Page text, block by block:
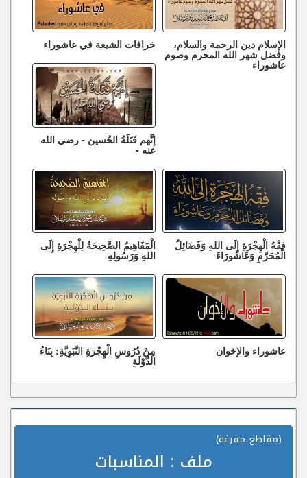
الإسلام دين الرحمة والسلام،
وفضل شهر الله المحرم وصوم
عاشوراء
خرافات الشيعة في عاشوراء
إنَّهم قَتَلَةُ الحُسين - رضي الله
عنه -
فِقْهُ الْهِجْرَةِ إِلَى اللهِ وَفَضَائِلُ
الْمُحَرَّمِ وَعَاشُورَاءَ
الْمَفَاهِيمُ الصَّحِيحَةُ لِلْهِجْرَةِ إِلَى
اللهِ وَرَسُولِهِ
عاشوراء والإخوان مِنْ دُرُوسِ الْهِجْرَةِ النَّبَوِيَّةِ: بِنَاءُ
الدَّوْلَةِ
(مقاطع مفرغة)
ملف : المناسبات